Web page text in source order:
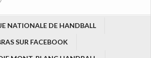
NATIONALE DE HANDBALL
SUR FACEBOOK